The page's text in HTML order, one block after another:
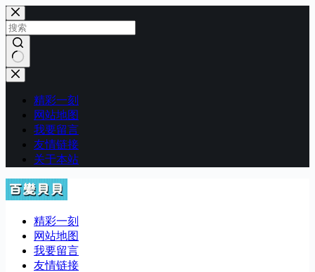
跳
至
内
容
无
精彩一刻
网站地图
我要留言
友情链接
关于本站
精彩一刻
网站地图
我要留言
友情链接